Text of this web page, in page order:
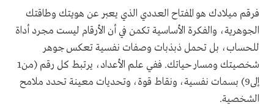
فرقم ميلادك هو المفتاح العددي الذي يعبر عن هويتك وطاقتك
الجوهرية، والفكرة الأساسية تكمن في أن الأرقام ليست مجرد أداة
للحساب، بل تحمل ذبذبات وصفات نفسية تعكس جوهر
شخصيتك ومسار حياتك. ففي علم الأعداد، يرتبط كل رقم (من1
إلى9) بسمات نفسية، ونقاط قوة، وتحديات معينة تحدد ملامح
الشخصية.